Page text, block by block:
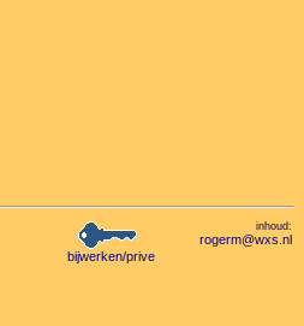
bijwerken/prive
inhoud:
rogerm@wxs.nl